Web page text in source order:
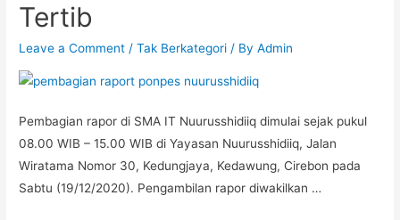
Tertib
Leave a Comment /Tak Berkategori / ByAdmin
Pembagian rapor di SMA IT Nuurusshidiiq dimulai sejak pukul
08.00 WIB – 15.00 WIB di Yayasan Nuurusshidiiq, Jalan
Wiratama Nomor 30, Kedungjaya, Kedawung, Cirebon pada
Sabtu (19/12/2020). Pengambilan rapor diwakilkan …